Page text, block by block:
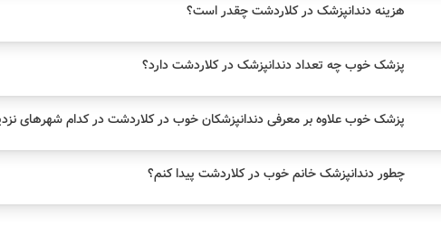
هزینه دندانپزشک در کلاردشت چقدر است؟
پزشک خوب چه تعداد دندانپزشک در کلاردشت دارد؟
پزشک خوب علاوه بر معرفی دندانپزشکان خوب در کلاردشت در کدام شهرهای
چطور دندانپزشک خانم خوب در کلاردشت پیدا کنم؟